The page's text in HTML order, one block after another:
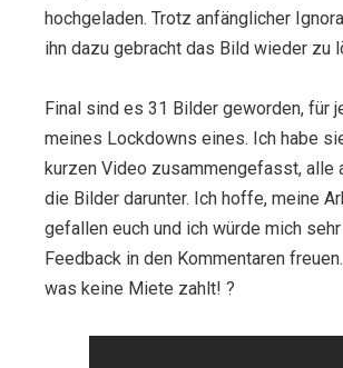
hochgeladen. Trotz anfänglicher
ihn dazu gebracht das Bild wieder zu
Final sind es 31 Bilder geworden, für
meines Lockdowns eines. Ich habe
kurzen Video zusammengefasst, alle
die Bilder darunter. Ich hoffe, meine
gefallen euch und ich würde mich
Feedback in den Kommentaren
was keine Miete zahlt! ?